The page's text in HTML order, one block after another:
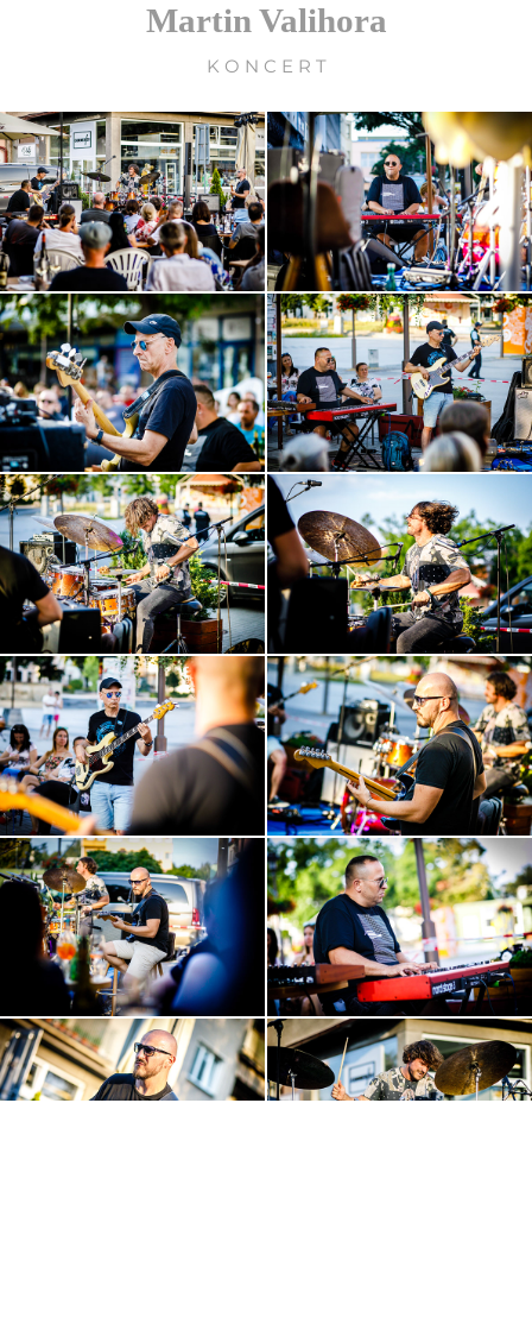
Martin Valihora
K O N C E R T